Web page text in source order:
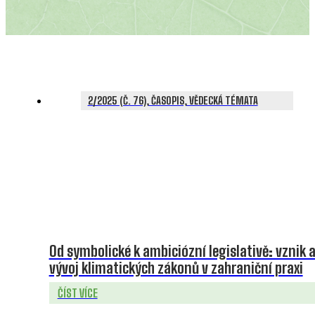
2/2025 (Č. 76), ČASOPIS, VĚDECKÁ TÉMATA
Od symbolické k ambiciózní legislativě: vznik a
vývoj klimatických zákonů v zahraniční praxi
ČÍST VÍCE